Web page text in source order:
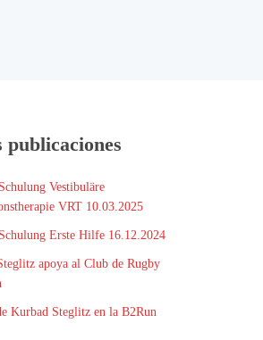
publicaciones
Vestibuläre
VRT 10.03.2025
Erste Hilfe 16.12.2024
apoya al Club de Rugby
Kurbad Steglitz en la B2Run